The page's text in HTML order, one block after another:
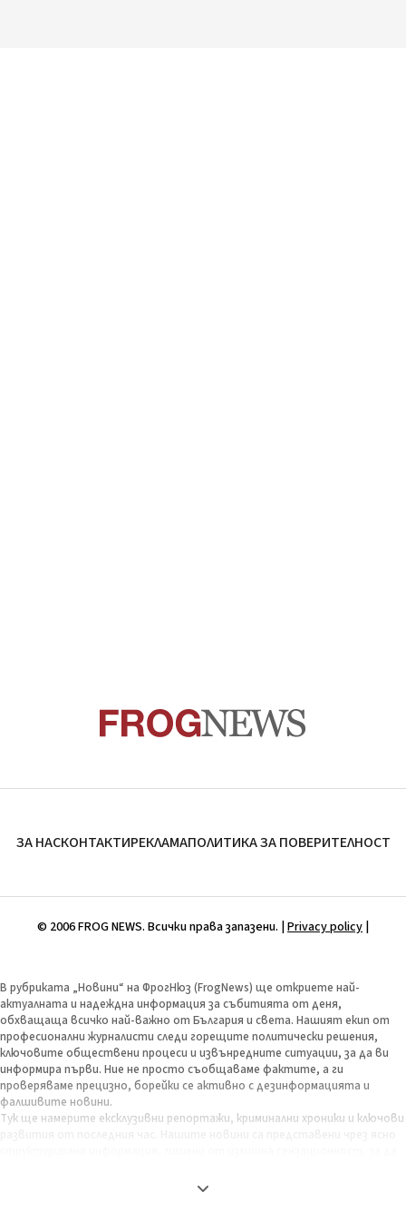
ЗА НАСКОНТАКТИРЕКЛАМАПОЛИТИКА ЗА ПОВЕРИТЕЛНОСТ
© 2006 FROG NEWS. Всички права запазени. | Privacy policy
В рубриката „Новини“ на ФрогНюз (FrogNews) ще откриете най-
актуалната и надеждна информация за събитията от деня,
обхващаща всичко най-важно от България и света. Нашият екип от
професионални журналисти следи горещите политически решения,
ключовите обществени процеси и извънредните ситуации, за да ви
информира първи. Ние не просто съобщаваме фактите, а ги
проверяваме прецизно, борейки се активно с дезинформацията и
фалшивите новини.
Тук ще намерите ексклузивни репортажи, криминални хроники и ключови
пълната картина на деня, за да можете сами да изградите своето